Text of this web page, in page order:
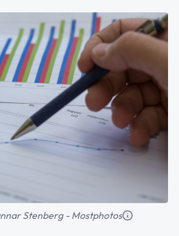
Stenberg - Mostphotos